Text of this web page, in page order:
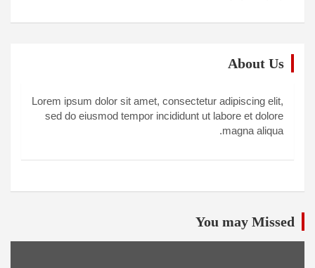
About Us
Lorem ipsum dolor sit amet, consectetur adipiscing elit,
sed do eiusmod tempor incididunt ut labore et dolore
magna aliqua.
You may Missed